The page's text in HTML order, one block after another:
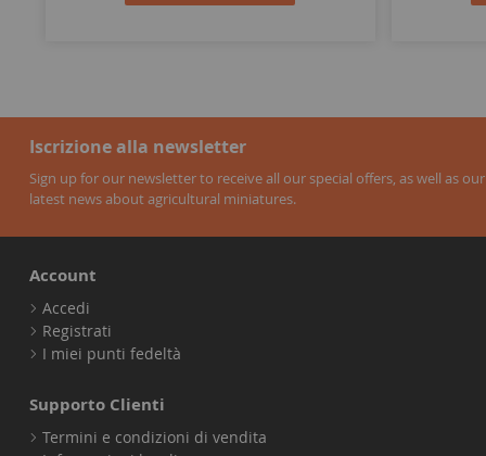
Iscrizione alla newsletter
Sign up for our newsletter to receive all our special offers, as well as our
latest news about agricultural miniatures.
Account
Accedi
Registrati
I miei punti fedeltà
Supporto Clienti
Termini e condizioni di vendita